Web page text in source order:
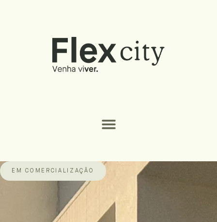
EM COMERCIALIZAÇÃO